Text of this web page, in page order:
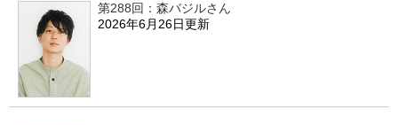
第288回：森バジルさん
2026年6月26日更新